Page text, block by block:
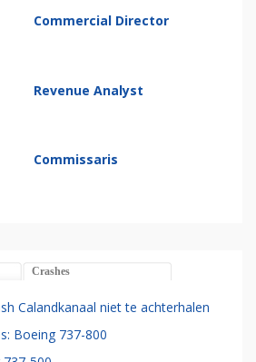
Commercial Director
Revenue Analyst
Commissaris
Crashes
Calandkanaal niet te achterhalen
Boeing 737-800